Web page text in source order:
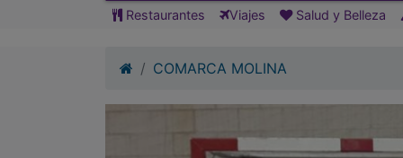
Restaurantes Viajes Salud y Belleza
COMARCA MOLINA